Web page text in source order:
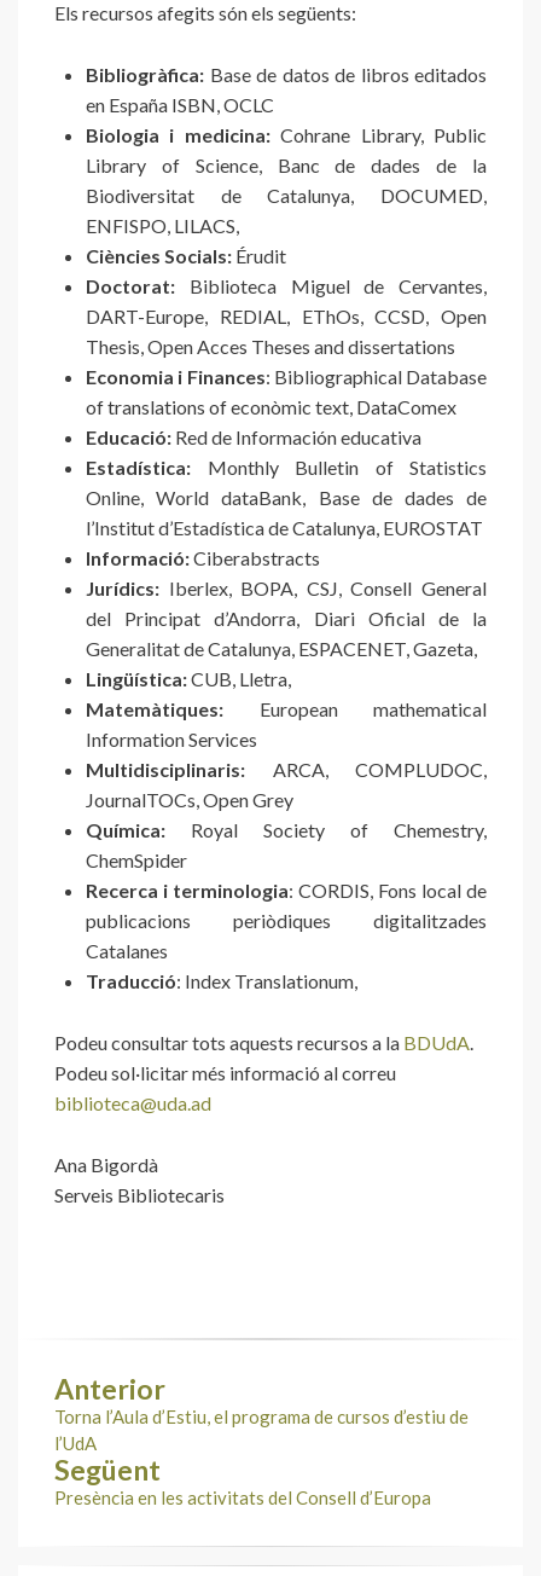
Els recursos afegits són els següents:
Bibliogràfica: Base de datos de libros editados
en España ISBN, OCLC
Biologia i medicina:Cohrane Library, Public
Library of Science, Banc de dades de la
Biodiversitat de Catalunya, DOCUMED,
ENFISPO, LILACS,
Ciències Socials: Érudit
Doctorat: Biblioteca Miguel de Cervantes,
DART-Europe, REDIAL, EThOs, CCSD, Open
Thesis, Open Acces Theses and dissertations
Economia i Finances: Bibliographical Database
of translations of econòmic text, DataComex
Educació: Red de Información educativa
Estadística: Monthly Bulletin of Statistics
Online, World dataBank, Base de dades de
l’Institut d’Estadística de Catalunya, EUROSTAT
Informació:Ciberabstracts
Jurídics: Iberlex, BOPA, CSJ, Consell General
del Principat d’Andorra, Diari Oficial de la
Generalitat de Catalunya, ESPACENET, Gazeta,
Lingüística:CUB, Lletra,
Matemàtiques: European mathematical
Information Services
Multidisciplinaris: ARCA, COMPLUDOC,
JournalTOCs, Open Grey
Química: Royal Society of Chemestry,
ChemSpider
Recerca i terminologia: CORDIS, Fons local de
publicacions periòdiques digitalitzades
Catalanes
Traducció: Index Translationum,
Podeu consultar tots aquests recursos a la BDUdA.
Podeu sol·licitar més informació al correu
biblioteca@uda.ad
Ana Bigordà
Serveis Bibliotecaris
Navegació
d'entrades
Anterior
Torna l’Aula d’Estiu, el programa de cursos d’estiu de
l’UdA
Següent
Presència en les activitats del Consell d’Europa